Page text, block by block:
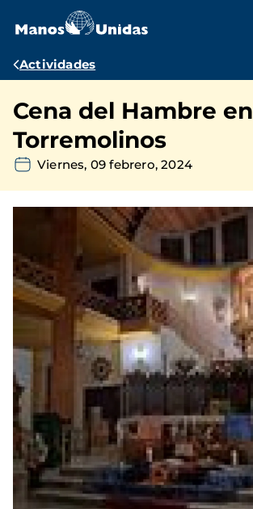
contenido
Ruta
navegación
Actividades
Cena del Hambre en
Torremolinos
Viernes, 09 febrero, 2024